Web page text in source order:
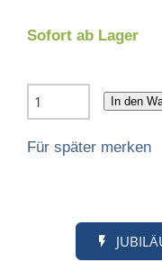
Sofort ab Lager
In den
Für später merken